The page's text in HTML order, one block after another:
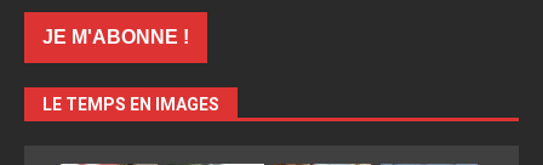
LE TEMPS EN IMAGES